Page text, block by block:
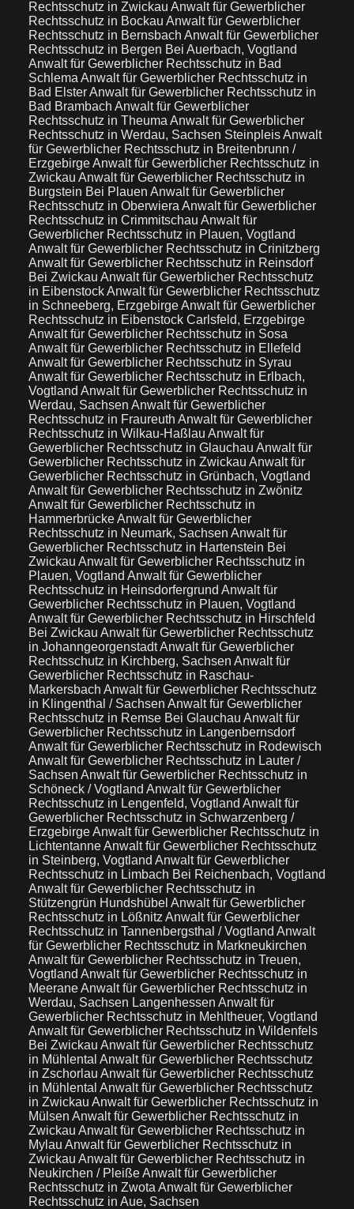
Rechtsschutz in Zwickau Anwalt für Gewerblicher
Rechtsschutz in Bockau Anwalt für Gewerblicher
Rechtsschutz in Bernsbach Anwalt für Gewerblicher
Rechtsschutz in Bergen Bei Auerbach, Vogtland
Anwalt für Gewerblicher Rechtsschutz in Bad
Schlema Anwalt für Gewerblicher Rechtsschutz in
Bad ElsterAnwalt für Gewerblicher Rechtsschutz in
Bad Brambach Anwalt für Gewerblicher
Rechtsschutz in Theuma Anwalt für Gewerblicher
Rechtsschutz in Werdau, Sachsen SteinpleisAnwalt
für Gewerblicher Rechtsschutz in Breitenbrunn /
ErzgebirgeAnwalt für Gewerblicher Rechtsschutz in
Zwickau Anwalt für Gewerblicher Rechtsschutz in
Burgstein Bei Plauen Anwalt für Gewerblicher
Rechtsschutz in Oberwiera Anwalt für Gewerblicher
Rechtsschutz in Crimmitschau Anwalt für
Gewerblicher Rechtsschutz in Plauen, Vogtland
Anwalt für Gewerblicher Rechtsschutz in Crinitzberg
Anwalt für Gewerblicher Rechtsschutz in Reinsdorf
Bei Zwickau Anwalt für Gewerblicher Rechtsschutz
in EibenstockAnwalt für Gewerblicher Rechtsschutz
in Schneeberg, ErzgebirgeAnwalt für Gewerblicher
Rechtsschutz in Eibenstock Carlsfeld, Erzgebirge
Anwalt für Gewerblicher Rechtsschutz in Sosa
Anwalt für Gewerblicher Rechtsschutz in Ellefeld
Anwalt für Gewerblicher Rechtsschutz in Syrau
Anwalt für Gewerblicher Rechtsschutz in Erlbach,
Vogtland Anwalt für Gewerblicher Rechtsschutz in
Werdau, Sachsen Anwalt für Gewerblicher
Rechtsschutz in Fraureuth Anwalt für Gewerblicher
Rechtsschutz in Wilkau-Haßlau Anwalt für
Gewerblicher Rechtsschutz in Glauchau Anwalt für
Gewerblicher Rechtsschutz in Zwickau Anwalt für
Gewerblicher Rechtsschutz in Grünbach, Vogtland
Anwalt für Gewerblicher Rechtsschutz in Zwönitz
Anwalt für Gewerblicher Rechtsschutz in
HammerbrückeAnwalt für Gewerblicher
Rechtsschutz in Neumark, Sachsen Anwalt für
Gewerblicher Rechtsschutz in Hartenstein Bei
Zwickau Anwalt für Gewerblicher Rechtsschutz in
Plauen, Vogtland Anwalt für Gewerblicher
Rechtsschutz in Heinsdorfergrund Anwalt für
Gewerblicher Rechtsschutz in Plauen, Vogtland
Anwalt für Gewerblicher Rechtsschutz in Hirschfeld
Bei Zwickau Anwalt für Gewerblicher Rechtsschutz
in JohanngeorgenstadtAnwalt für Gewerblicher
Rechtsschutz in Kirchberg, Sachsen Anwalt für
Gewerblicher Rechtsschutz in Raschau-
Markersbach Anwalt für Gewerblicher Rechtsschutz
in Klingenthal / Sachsen Anwalt für Gewerblicher
Rechtsschutz in Remse Bei Glauchau Anwalt für
Gewerblicher Rechtsschutz in Langenbernsdorf
Anwalt für Gewerblicher Rechtsschutz in Rodewisch
Anwalt für Gewerblicher Rechtsschutz in Lauter /
Sachsen Anwalt für Gewerblicher Rechtsschutz in
Schöneck / Vogtland Anwalt für Gewerblicher
Rechtsschutz in Lengenfeld, Vogtland Anwalt für
Gewerblicher Rechtsschutz in Schwarzenberg /
ErzgebirgeAnwalt für Gewerblicher Rechtsschutz in
LichtentanneAnwalt für Gewerblicher Rechtsschutz
in Steinberg, Vogtland Anwalt für Gewerblicher
Rechtsschutz in Limbach Bei Reichenbach, Vogtland
Anwalt für Gewerblicher Rechtsschutz in
Stützengrün Hundshübel Anwalt für Gewerblicher
Rechtsschutz in Lößnitz Anwalt für Gewerblicher
Rechtsschutz in Tannenbergsthal / Vogtland Anwalt
für Gewerblicher Rechtsschutz in Markneukirchen
Anwalt für Gewerblicher Rechtsschutz in Treuen,
Vogtland Anwalt für Gewerblicher Rechtsschutz in
MeeraneAnwalt für Gewerblicher Rechtsschutz in
Werdau, Sachsen Langenhessen Anwalt für
Gewerblicher Rechtsschutz in Mehltheuer, Vogtland
Anwalt für Gewerblicher Rechtsschutz in Wildenfels
Bei Zwickau Anwalt für Gewerblicher Rechtsschutz
in Mühlental Anwalt für Gewerblicher Rechtsschutz
in Zschorlau Anwalt für Gewerblicher Rechtsschutz
in Mühlental Anwalt für Gewerblicher Rechtsschutz
in Zwickau Anwalt für Gewerblicher Rechtsschutz in
Mülsen Anwalt für Gewerblicher Rechtsschutz in
Zwickau Anwalt für Gewerblicher Rechtsschutz in
Mylau Anwalt für Gewerblicher Rechtsschutz in
Zwickau Anwalt für Gewerblicher Rechtsschutz in
Neukirchen / PleißeAnwalt für Gewerblicher
Rechtsschutz in Zwota Anwalt für Gewerblicher
Rechtsschutz in Aue, Sachsen